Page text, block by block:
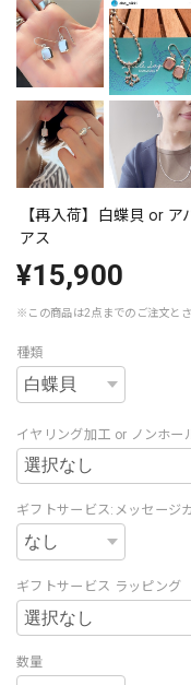
【再入荷】白蝶貝 or
アス
¥15,900
※この商品は2点までのご注文とさ
種類
イヤリング加工 or ノンホー
ギフトサービス:メッセージ
ギフトサービス ラッピング
数量